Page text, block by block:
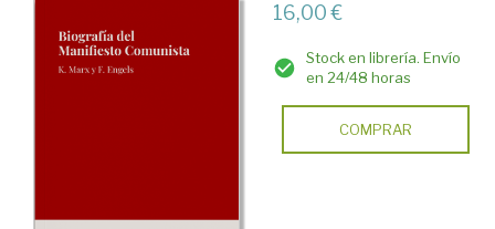
16,00 €
Stock en librería. Envío
en 24/48 horas
COMPRAR